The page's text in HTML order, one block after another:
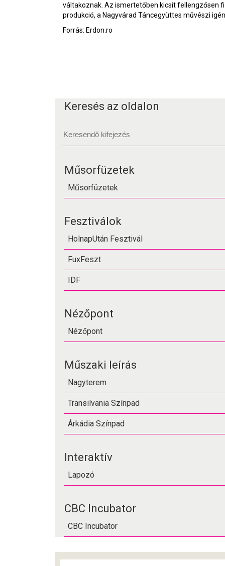
váltakoznak. Az ismertetőben kicsit fellengzősen
produkció, a Nagyvárad Táncegyüttes művészi
Forrás: Erdon.ro
Keresés az oldalon
Műsorfüzetek
Műsorfüzetek
Fesztiválok
HolnapUtán Fesztivál
FuxFeszt
IDF
Nézőpont
Nézőpont
Műszaki leírás
Nagyterem
Transilvania Színpad
Árkádia Színpad
Interaktív
Lapozó
CBC Incubator
CBC Incubator